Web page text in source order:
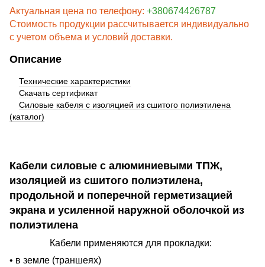
Актуальная цена по телефону: +380674426787
Стоимость продукции рассчитывается индивидуально
с учетом объема и условий доставки.
Описание
Технические характеристики
Скачать сертификат
Силовые кабеля с изоляцией из сшитого полиэтилена
(каталог)
Кабели силовые с алюминиевыми ТПЖ,
изоляцией из сшитого полиэтилена,
продольной и поперечной герметизацией
экрана и усиленной наружной оболочкой из
полиэтилена
Кабели применяются для прокладки:
• в земле (траншеях)